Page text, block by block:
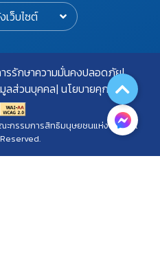
ว็บไซต์
รรักษาความมั่นคงปลอดภัย
ลส่วนบุคคล นโยบายคุกกี้
กรรมการสิทธิมนุษยชนแห่งชาติ. All